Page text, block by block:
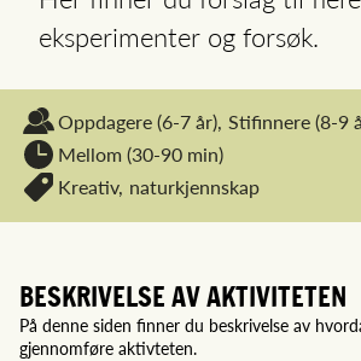
eksperimenter og forsøk.
Oppdagere(6-7 år), Stifinnere(8-9
Mellom (30-90 min)
Kreativ, naturkjennskap
BESKRIVELSE AV AKTIVITETEN
På denne siden finner du beskrivelse av
gjennomføre aktivteten.